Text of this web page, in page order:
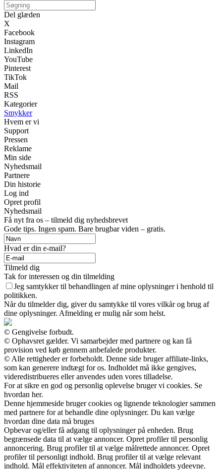
Del glæden
X
Facebook
Instagram
LinkedIn
YouTube
Pinterest
TikTok
Mail
RSS
Kategorier
Smykker
Hvem er vi
Support
Pressen
Reklame
Min side
Nyhedsmail
Partnere
Din historie
Log ind
Opret profil
Nyhedsmail
Få nyt fra os – tilmeld dig nyhedsbrevet
Gode tips. Ingen spam. Bare brugbar viden – gratis.
Hvad er din e-mail?
Tilmeld dig
Tak for interessen og din tilmelding
Jeg samtykker til behandlingen af mine oplysninger i henhold til
politikken.
Når du tilmelder dig, giver du samtykke til vores vilkår og brug af
dine oplysninger. Afmelding er mulig når som helst.
© Gengivelse forbudt.
© Ophavsret gælder. Vi samarbejder med partnere og kan få
provision ved køb gennem anbefalede produkter.
© Alle rettigheder er forbeholdt. Denne side bruger affiliate-links,
som kan generere indtægt for os. Indholdet må ikke gengives,
videredistribueres eller anvendes uden vores tilladelse.
For at sikre en god og personlig oplevelse bruger vi cookies. Se
hvordan her.
Denne hjemmeside bruger cookies og lignende teknologier sammen
med partnere for at behandle dine oplysninger. Du kan vælge
hvordan dine data må bruges
Opbevar og/eller få adgang til oplysninger på enheden. Brug
begrænsede data til at vælge annoncer. Opret profiler til personlig
annoncering. Brug profiler til at vælge målrettede annoncer. Opret
profiler til personligt indhold. Brug profiler til at vælge relevant
indhold. Mål effektiviteten af annoncer. Mål indholdets ydeevne.